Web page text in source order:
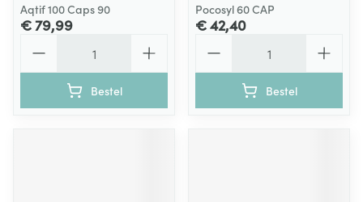
Aqtif 100 Caps 90
€ 79,99
Bestel
Pocosyl 60 CAP
€ 42,40
Bestel